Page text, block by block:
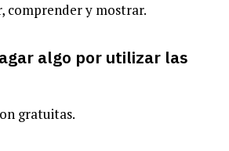
comprender y mostrar.
algo por utilizar las
gratuitas.